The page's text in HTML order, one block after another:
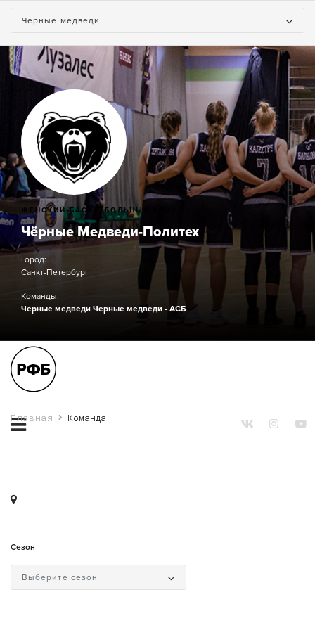
Черные медведи
ЖЕНСКИЙ БАСКЕТБОЛЬНЫЙ КЛУБ
Чёрные Медведи-Политех
Город:
Санкт-Петербург
Команды:
Черные медведи Черные медведи - АСБ
Главная Команда
Сезон
Выберите сезон